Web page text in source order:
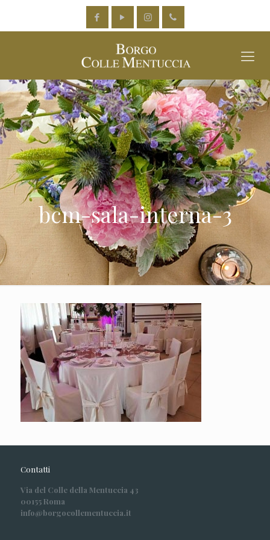
bcm-sala-interna-3
Contatti
Via del Colle della Mentuccia 43
00155 Roma
info@borgocollementuccia.it